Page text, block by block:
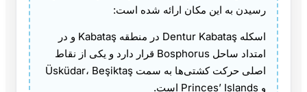
رسیدن به این مکان ارائه شده است:
اسکله Dentur Kabataş در منطقه Kabataş و در
امتداد ساحل Bosphorus قرار دارد و یکی از نقاط
اصلی حرکت کشتی‌ها به سمت Üsküdar، Beşiktaş
و Princes’ Islands است.